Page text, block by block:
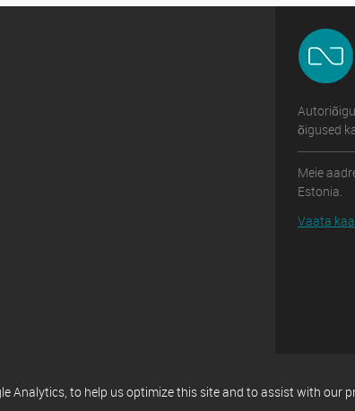
õigused
Meie
Estonia.
Vaata
Analytics, to help us optimize this site and to assist with